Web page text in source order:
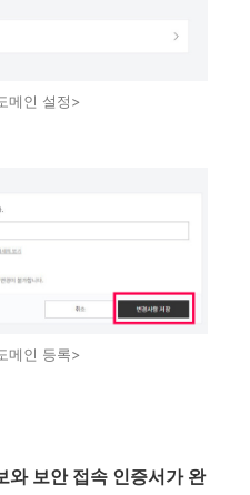
메인 설정>
메인 등록>
와 보안 접속 인증서가 완